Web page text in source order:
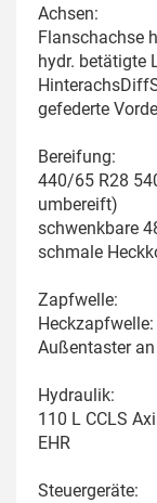
Achsen:
Flanschachse
hydr. betätigte
gefederte
Bereifung:
440/65 R28
umbereift)
schwenkbare
schmale
Zapfwelle:
Außentaster
Hydraulik:
110 L CCLS
EHR
Steuergeräte: